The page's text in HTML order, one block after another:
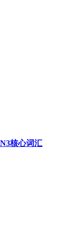
核心词汇